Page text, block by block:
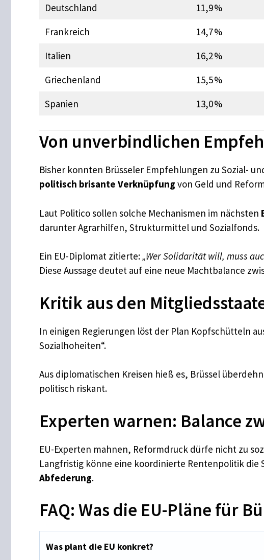
Deutschland 11,9 %
Frankreich
14,7 %
Italien
16,2 %
Griechenland
15,5 %
Spanien
13,0 %
Von unverbindlichen
Bisher konnten Brüsseler Empfehlungen zu Sozial-
politisch brisante Verknüpfung von Geld und
Laut Politico sollen solche Mechanismen im nächsten
darunter Agrarhilfen, Strukturmittel und Sozialfonds.
Ein EU-Diplomat zitierte:„Wer Solidarität will, muss
Diese Aussage deutet auf eine neue Machtbalance
Kritik aus den
In einigen Regierungen löst der Plan Kopfschütteln
Sozialhoheiten“.
Aus diplomatischen Kreisen hieß es, Brüssel
politisch riskant.
Experten warnen: Balance
EU-Experten mahnen, Reformdruck dürfe nicht zu
Langfristig könne eine koordinierte Rentenpolitik die
Abfederung.
FAQ: Was die EU-Pläne für
Was plant die EU konkret?